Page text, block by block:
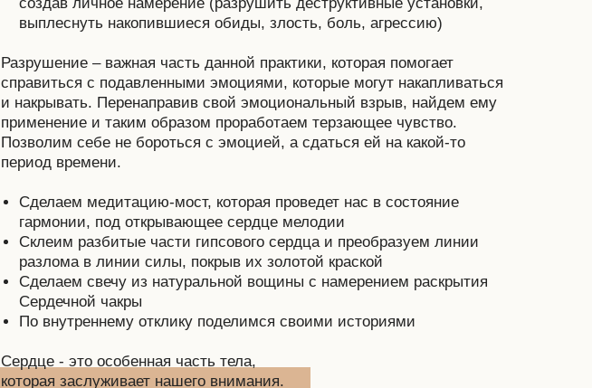
выплеснуть накопившиеся обиды, злость, боль, агрессию)
Разрушение – важная часть данной практики, которая помогает
справиться с подавленными эмоциями, которые могут накапливаться
и накрывать. Перенаправив свой эмоциональный взрыв, найдем ему
применение и таким образом проработаем терзающее чувство.
Позволим себе не бороться с эмоцией, а сдаться ей на какой-то
период времени.
Сделаем медитацию-мост, которая проведет нас в состояние
гармонии, под открывающее сердце мелодии
Склеим разбитые части гипсового сердца и преобразуем линии
разлома в линии силы, покрыв их золотой краской
Сделаем свечу из натуральной вощины с намерением раскрытия
Сердечной чакры
По внутреннему отклику поделимся своими историями
Сердце - это особенная часть тела,
которая заслуживает нашего внимания.